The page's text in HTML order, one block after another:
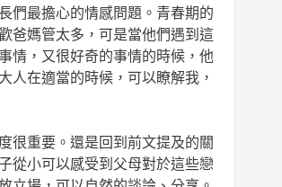
們最擔心的情感問題。青春期的
爸媽管太多，可是當他們遇到這
情，又很好奇的事情的時候，他
人在適當的時候，可以瞭解我，
很重要。還是回到前文提及的關
從小可以感受到父母對於這些戀